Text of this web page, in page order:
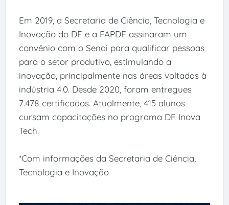
Em 2019, a Secretaria de Ciência, Tecnologia e
Inovação do DF e a FAPDF assinaram um
convênio com o Senai para qualificar pessoas
para o setor produtivo, estimulando a
inovação, principalmente nas áreas voltadas à
indústria 4.0. Desde 2020, foram entregues
7.478 certificados. Atualmente, 415 alunos
cursam capacitações no programa DF Inova
Tech.
*Com informações da Secretaria de Ciência,
Tecnologia e Inovação